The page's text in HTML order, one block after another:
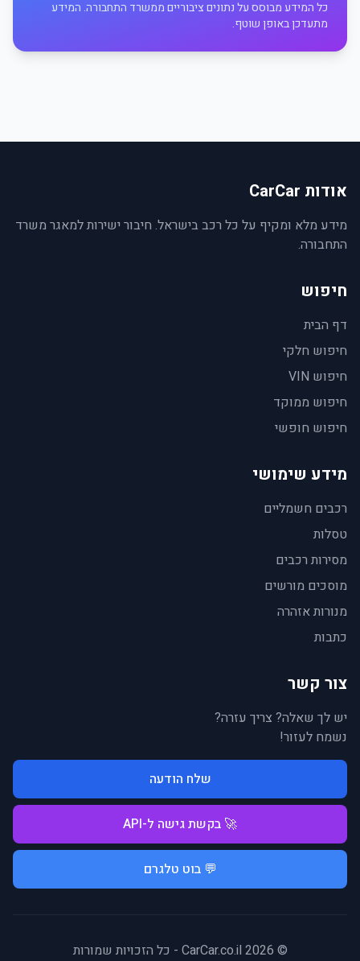
כל המידע מבוסס על נתונים ציבוריים ממשרד התחבורה. המידע
מתעדכן באופן שוטף.
אודות CarCar
מידע מלא ומקיף על כל רכב בישראל. חיבור ישירות למאגר משרד
התחבורה.
חיפוש
דף הבית
חיפוש חלקי
חיפוש VIN
חיפוש ממוקד
חיפוש חופשי
מידע שימושי
רכבים חשמליים
טסלות
מסירות רכבים
מוסכים מורשים
מנורות אזהרה
כתבות
צור קשר
יש לך שאלה? צריך עזרה?
נשמח לעזור!
שלח הודעה
🚀 בקשת גישה ל-API
💬 בוט טלגרם
© 2026 CarCar.co.il - כל הזכויות שמורות